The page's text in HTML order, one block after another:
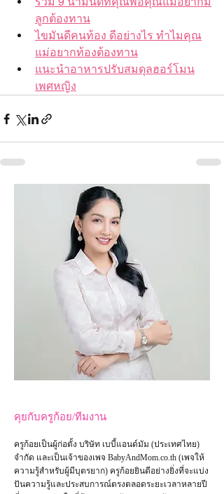
ลูกต้องทาน
ไขมันดีคนท้อง ดีอย่างไร ทำไมคุณ
แม่อยากท้องต้องทาน
แนะนำอาหารปรับสมดุลฮอร์โมน
เพศหญิง
คุยกับครูก้อย/ทีมงาน
ครูก้อยเป็นผู้ก่อตั้ง บริษัท เบบี้แอนด์มัม (ประเทศไทย)
จำกัด และเป็นเจ้าของเพจ BabyAndMom.co.th (เพจให้
ความรู้สำหรับผู้มีบุตรยาก) ครูก้อยยินดีอย่างยิ่งที่จะแบ่ง
ปันความรู้และประสบการณ์ตรงตลอดระยะเวลาหลายปี